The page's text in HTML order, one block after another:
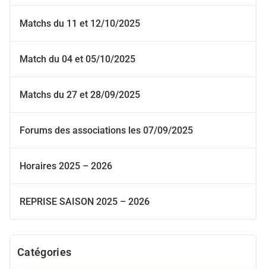
Matchs du 11 et 12/10/2025
Match du 04 et 05/10/2025
Matchs du 27 et 28/09/2025
Forums des associations les 07/09/2025
Horaires 2025 – 2026
REPRISE SAISON 2025 – 2026
Catégories